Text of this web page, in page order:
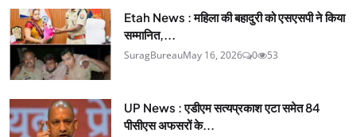
Etah News : महिला की बहादुरी को एसएसपी ने किया
सम्मानित,...
SuragBureauMay 16, 2026 0 53
UP News : एडीएम सत्यप्रकाश एटा समेत 84
पीसीएस अफसरों के...